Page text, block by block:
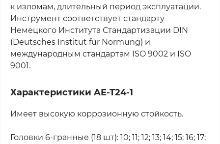
к изломам, длительный период эксплуатации.
Инструмент соответствует стандарту
Немецкого Института Стандартизации DIN
(Deutsches Institut für Normung) и
международным стандартам ISO 9002 и ISO
9001.
Характеристики AE-T24-1
Имеет высокую коррозионную стойкость.
Головки 6-гранные (18 шт): 10; 11; 12; 13; 14; 15; 16; 17;